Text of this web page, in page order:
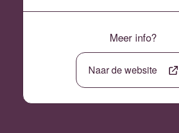
Meer info?
Naar de website